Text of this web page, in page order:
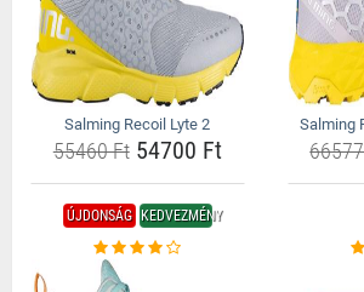
Salming Recoil Lyte 2
55460 Ft54700 Ft
Salming
ÚJDONSÁG KEDVEZMÉNY